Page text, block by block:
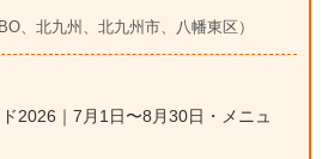
、北九州、北九州市、八幡東区）
2026｜7月1日〜8月30日・メニュ